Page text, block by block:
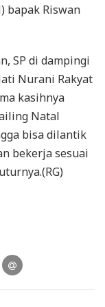
bapak Riswan
SP di dampingi
Nurani Rakyat
kasihnya
Natal
bisa dilantik
bekerja sesuai